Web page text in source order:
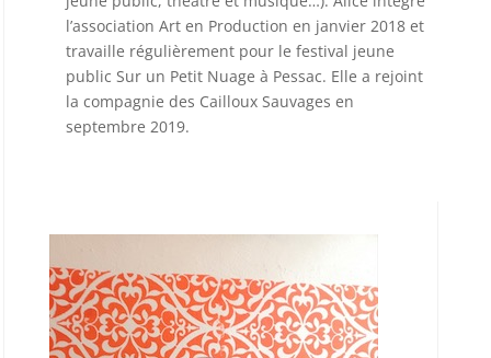
l’association Art en Production en janvier 2018 et
travaille régulièrement pour le festival jeune
public Sur un Petit Nuage à Pessac. Elle a rejoint
la compagnie des Cailloux Sauvages en
septembre 2019.